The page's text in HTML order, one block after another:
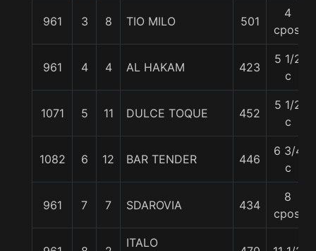
961 3 8 TIO MILO 501
4
cpos.
961 4 4 AL HAKAM 423
5 1/2
c
1071 5 11 DULCE TOQUE 452
5 1/2
c
1082 6 12 BAR TENDER 446
6 3/4
c
961 7 7 SDAROVIA 434
8
cpos.
ITALO